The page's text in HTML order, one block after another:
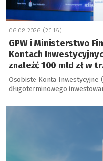
06.08.2026 (20:16)
GPW i Ministerstwo
Kontach
znaleźć 100 mld zł w
Osobiste Konta Inwestycyjne
długoterminowego
a